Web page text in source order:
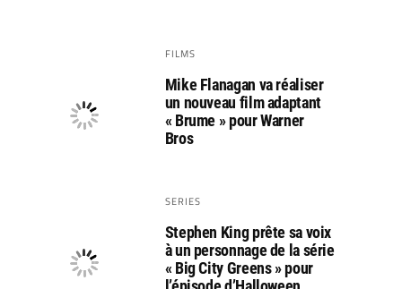
FILMS
Mike Flanagan va réaliser
un nouveau film adaptant
« Brume » pour Warner
Bros
SERIES
Stephen King prête sa voix
à un personnage de la série
« Big City Greens » pour